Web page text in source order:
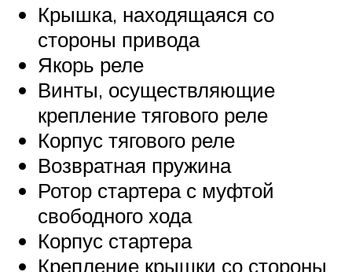
Крышка, находящаяся со
стороны привода
Якорь реле
Винты, осуществляющие
крепление тягового реле
Корпус тягового реле
Возвратная пружина
Ротор стартера с муфтой
свободного хода
Корпус стартера
Крепление крышки со стороны